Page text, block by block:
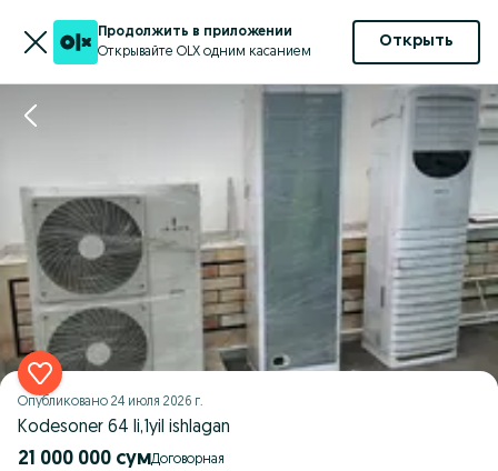
Продолжить в приложении
Открывайте OLX одним касанием
Открыть
Опубликовано 24 июля 2026 г.
Kodesoner 64 li,1yil ishlagan
21 000 000 сум Договорная